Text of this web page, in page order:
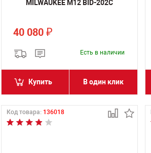
MILWAUKEE M12 BID-202C
40 080 ₽
Есть в наличии
Купить В один клик
Код товара: 136018